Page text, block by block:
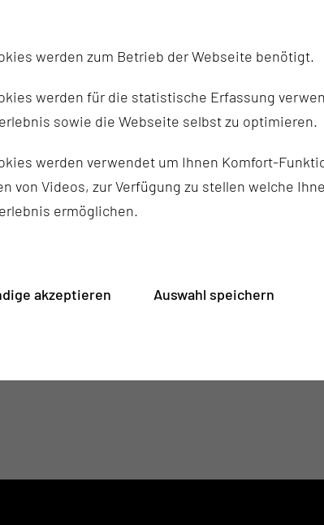
der Histologie wo Gewebe also Zellverbände
auch Urin oder Zystenpunktate (Bsp. Leber-,
Dabei wird die Zelldichte, die jeweiligen
Befunden im Rahmen des Tumorzentrums.
werden zum Betrieb der Webseite benötigt.
werden für die statistische Erfassung
sowie die Webseite selbst zu optimieren.
werden verwendet um Ihnen Komfort-
von Videos, zur Verfügung zu stellen welche
ermöglichen.
akzeptieren Auswahl speichern